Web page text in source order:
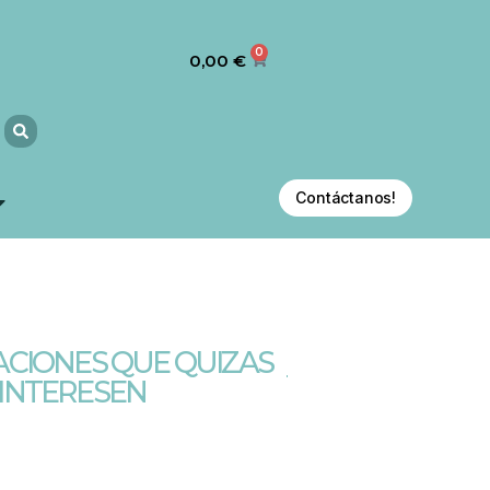
0,00 € 0
Contáctanos!
QUE QUIZAS